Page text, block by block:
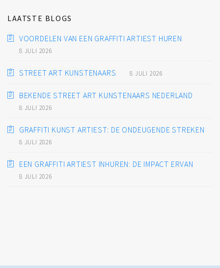
LAATSTE BLOGS
VOORDELEN VAN EEN GRAFFITI ARTIEST HUREN
8 JULI 2026
STREET ART KUNSTENAARS 8 JULI 2026
BEKENDE STREET ART KUNSTENAARS NEDERLAND
8 JULI 2026
GRAFFITI KUNST ARTIEST: DE ONDEUGENDE STREKEN
8 JULI 2026
EEN GRAFFITI ARTIEST INHUREN: DE IMPACT ERVAN
8 JULI 2026